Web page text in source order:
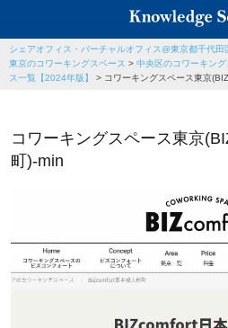
シェアオフィス・バーチャルオフィス@東京都千代田
東京のコワーキングスペース > 中央区のコワーキング
ス一覧【2024年版】
> コワーキングスペース東京
コワーキングスペース東京
町)-min